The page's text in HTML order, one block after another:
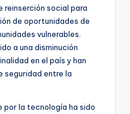
reinserción social para
de oportunidades de
vulnerables.
a una disminución
en el país y han
seguridad entre la
por la tecnología ha sido